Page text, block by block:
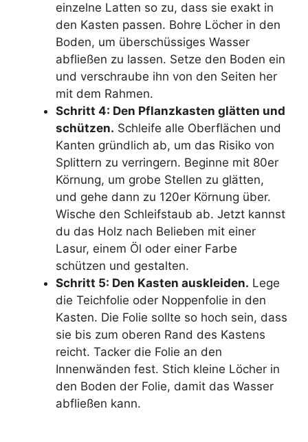
einzelne Latten so zu, dass sie exakt in
den Kasten passen. Bohre Löcher in den
Boden, um überschüssiges Wasser
abfließen zu lassen. Setze den Boden ein
und verschraube ihn von den Seiten her
mit dem Rahmen.
Schritt 4: Den Pflanzkasten glätten und
schützen. Schleife alle Oberflächen und
Kanten gründlich ab, um das Risiko von
Splittern zu verringern. Beginne mit 80er
Körnung, um grobe Stellen zu glätten,
und gehe dann zu 120er Körnung über.
Wische den Schleifstaub ab. Jetzt kannst
du das Holz nach Belieben mit einer
Lasur, einem Öl oder einer Farbe
schützen und gestalten.
Schritt 5: Den Kasten auskleiden. Lege
die Teichfolie oder Noppenfolie in den
Kasten. Die Folie sollte so hoch sein, dass
sie bis zum oberen Rand des Kastens
reicht. Tacker die Folie an den
Innenwänden fest. Stich kleine Löcher in
den Boden der Folie, damit das Wasser
abfließen kann.